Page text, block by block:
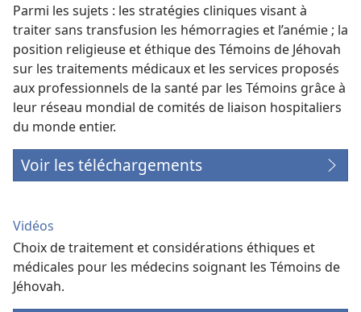
Parmi les sujets : les stratégies cliniques visant à
traiter sans transfusion les hémorragies et l’anémie ; la
position religieuse et éthique des Témoins de Jéhovah
sur les traitements médicaux et les services proposés
aux professionnels de la santé par les Témoins grâce à
leur réseau mondial de comités de liaison hospitaliers
du monde entier.
Voir les téléchargements
Vidéos
Choix de traitement et considérations éthiques et
médicales pour les médecins soignant les Témoins de
Jéhovah.